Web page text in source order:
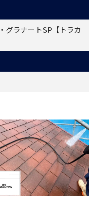
グラナートSP【トラカ